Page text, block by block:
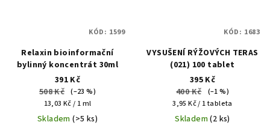
Relaxin bioinformační
bylinný koncentrát 30ml
391 Kč
508 Kč (–23 %)
Měrná
cena:
13,03 Kč / 1 ml
Skladem(>5 ks)
KÓD: 1599
VYSUŠENÍ RÝŽOVÝCH TERAS
(021) 100 tablet
395 Kč
400 Kč
(–1 %)
Měrná
cena:
3,95 Kč / 1 tableta
Skladem(2 ks)
KÓD: 1683